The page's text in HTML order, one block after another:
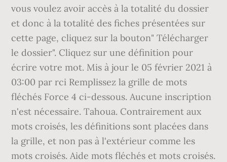
vous voulez avoir accès à la totalité du dossier
et donc à la totalité des fiches présentées sur
cette page, cliquez sur la bouton" Télécharger
le dossier". Cliquez sur une définition pour
écrire votre mot. Mis à jour le 05 février 2021 à
03:00 par rci Remplissez la grille de mots
fléchés Force 4 ci-dessous. Aucune inscription
n'est nécessaire. Tahoua. Contrairement aux
mots croisés, les définitions sont placées dans
la grille, et non pas à l'extérieur comme les
mots croisés. Aide mots fléchés et mots croisés.